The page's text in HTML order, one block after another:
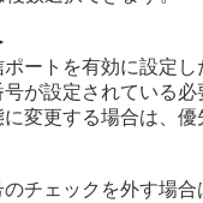
ートを有効に設定
号が設定されている
に変更する場合は、
のチェックを外す場